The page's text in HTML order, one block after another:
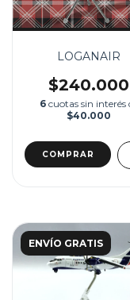
LOGANAIR
$240.000
6 cuotas sin interés
$40.000
ENVÍO GRATIS